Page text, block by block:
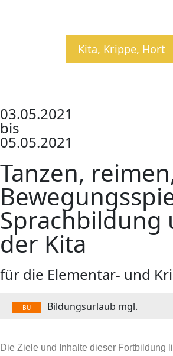
Kita, Krippe, Hort
03.05.2021
bis
05.05.2021
Tanzen,
Sprachbildung
der Kita
für die Elementar- und
BU Bildungsurlaub mgl.
Die Ziele und Inhalte dieser Fortbildung